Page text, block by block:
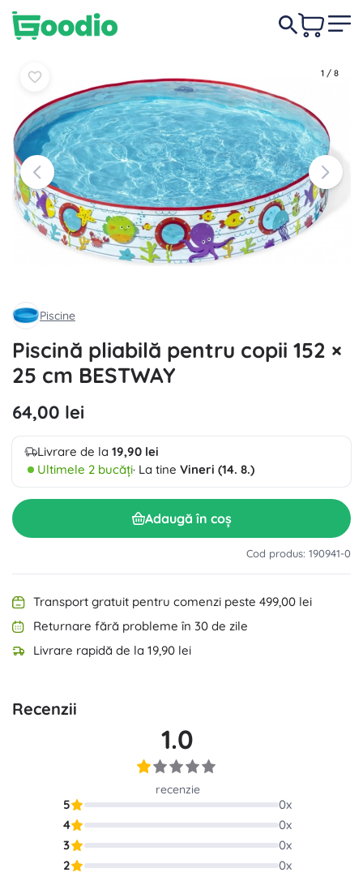
1 / 8
Piscine
Piscină pliabilă pentru copii 152 ×
25 cm BESTWAY
64,00 lei
Livrare de la 19,90 lei
Ultimele 2 bucăți· La tine Vineri (14. 8.)
Adaugă în coș
Cod produs: 190941-0
Transport gratuit pentru comenzi peste 499,00 lei
Returnare fără probleme în 30 de zile
Livrare rapidă de la 19,90 lei
Recenzii
1.0
recenzie
5 0x
4
0x
3
0x
2
0x
64,00 lei În coșÎn coș